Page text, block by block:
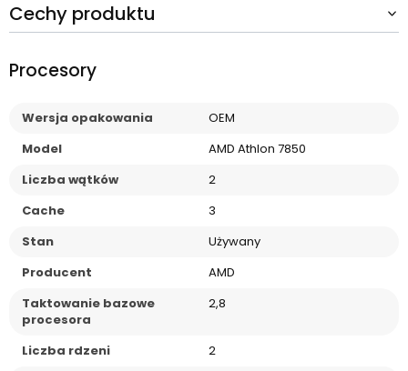
Cechy produktu
Procesory
Wersja opakowania
OEM
Model
AMD Athlon 7850
Liczba wątków
2
Cache
3
Stan
Używany
Producent
AMD
Taktowanie bazowe
procesora
2,8
Liczba rdzeni
2